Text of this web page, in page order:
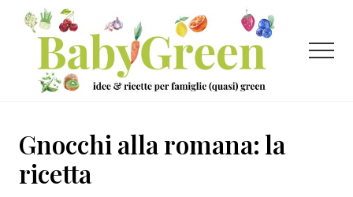
Menu
Passa
contenuto
principale
Passa
laterale
primaria
Passa
ricette
per
Menu
Gnocchi alla romana: la
ricetta